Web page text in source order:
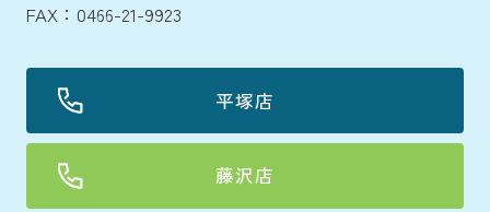
FAX：0466-21-9923
平塚店
藤沢店